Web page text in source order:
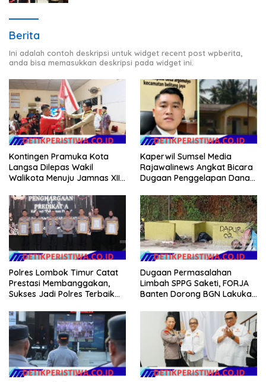
Berita
Ini adalah contoh deskripsi untuk widget recent post wpberita,
anda bisa memasukkan deskripsi pada widget ini.
Kontingen Pramuka Kota
Langsa Dilepas Wakil
Walikota Menuju Jamnas XII
Kaperwil Sumsel Media
Rajawalinews Angkat Bicara
Dugaan Penggelapan Dana
Argomulyo Belitang Jaya
Hilang 3 Bulan Bawa
Anggaran Pembangunan
Polres Lombok Timur Catat
Prestasi Membanggakan,
Sukses Jadi Polres Terbaik
NTB
Dugaan Permasalahan
Limbah SPPG Saketi, FORJA
Banten Dorong BGN Lakukan